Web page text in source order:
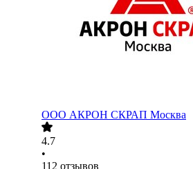
ООО АКРОН СКРАП Москва
4.7
•
112 отзывов